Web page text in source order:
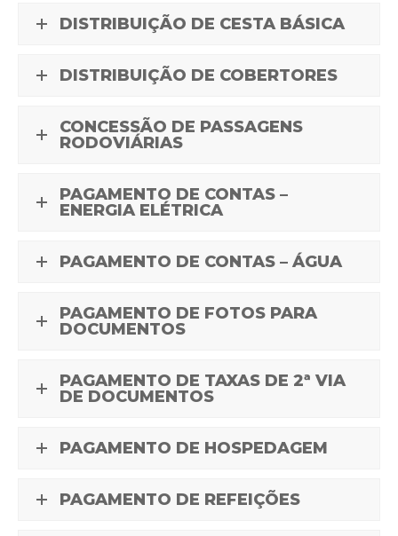
DISTRIBUIÇÃO DE CESTA BÁSICA
DISTRIBUIÇÃO DE COBERTORES
CONCESSÃO DE PASSAGENS
RODOVIÁRIAS
PAGAMENTO DE CONTAS –
ENERGIA ELÉTRICA
PAGAMENTO DE CONTAS – ÁGUA
PAGAMENTO DE FOTOS PARA
DOCUMENTOS
PAGAMENTO DE TAXAS DE 2ª VIA
DE DOCUMENTOS
PAGAMENTO DE HOSPEDAGEM
PAGAMENTO DE REFEIÇÕES